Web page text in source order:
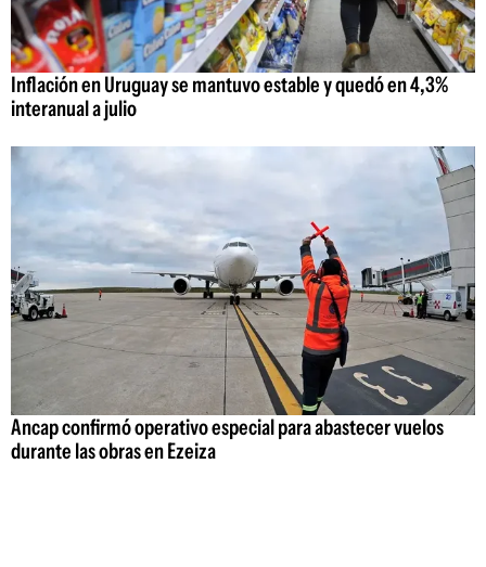
Inflación en Uruguay se mantuvo estable y quedó en 4,3%
interanual a julio
Ancap confirmó operativo especial para abastecer vuelos
durante las obras en Ezeiza